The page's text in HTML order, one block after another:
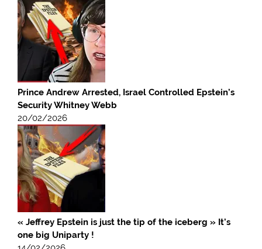
Prince Andrew Arrested, Israel Controlled Epstein’s
Security Whitney Webb
20/02/2026
« Jeffrey Epstein is just the tip of the iceberg » It’s
one big Uniparty !